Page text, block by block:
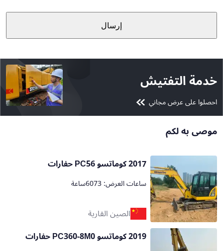
إرسال
خدمة التفتيش
احصلوا على عرض مجاني
موصى به لكم
2017 كوماتسو PC56 حفارات
ساعات العرض: 6073ساعة
الصين القارية
2019 كوماتسو PC360-8M0 حفارات